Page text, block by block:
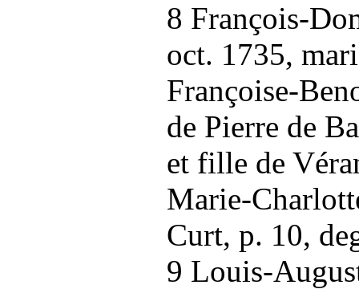
8 François-
oct. 1735,
Françoise-
de Pierre de
et fille de
Marie-
Curt, p. 10,
9 Louis-